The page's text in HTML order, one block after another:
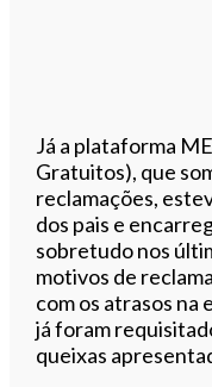
Já a plataforma
Gratuitos), que
reclamações,
dos pais e
sobretudo nos
motivos de
com os atrasos na
já foram
queixas